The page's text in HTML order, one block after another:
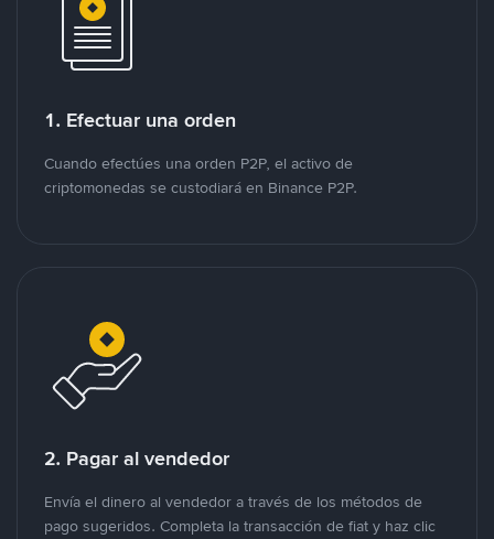
1. Efectuar una orden
Cuando efectúes una orden P2P, el activo de
criptomonedas se custodiará en Binance P2P.
2. Pagar al vendedor
Envía el dinero al vendedor a través de los métodos de
pago sugeridos. Completa la transacción de fiat y haz clic